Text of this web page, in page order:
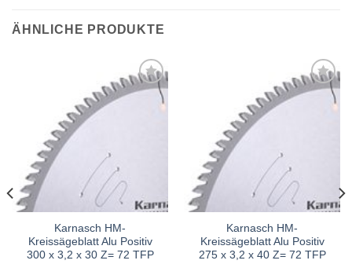
ÄHNLICHE PRODUKTE
Karnasch HM-
Kreissägeblatt Alu Positiv
300 x 3,2 x 30 Z= 72 TFP
Karnasch HM-
Kreissägeblatt Alu Positiv
275 x 3,2 x 40 Z= 72 TFP